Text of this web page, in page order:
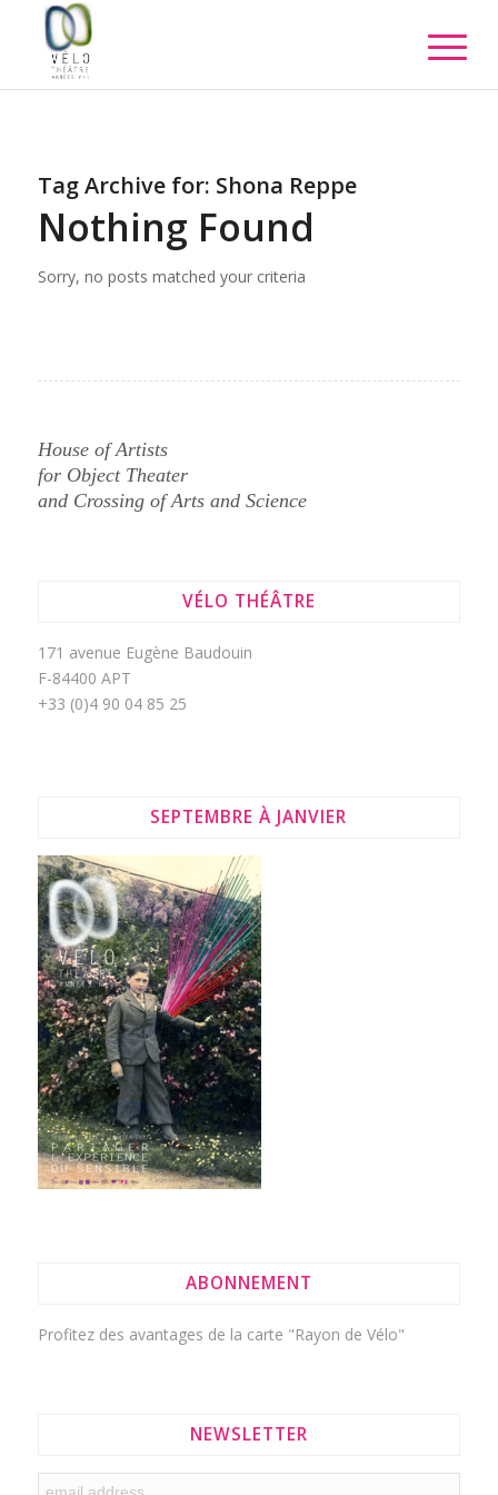
Tag Archive for: Shona Reppe
Nothing Found
Sorry, no posts matched your criteria
House of Artists
for Object Theater
and Crossing of Arts and Science
VÉLO THÉÂTRE
171 avenue Eugène Baudouin
F-84400 APT
+33 (0)4 90 04 85 25
SEPTEMBRE À JANVIER
ABONNEMENT
Profitez des avantages de la carte "Rayon de Vélo"
NEWSLETTER